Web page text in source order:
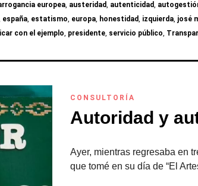
europea, austeridad, autenticidad,
españa, estatismo, europa, honestidad, izquierda, josé
con el ejemplo, presidente, servicio público,
CONSULTORÍA
Autoridad y
Ayer, mientras regresaba en
que tomé en su día de “El